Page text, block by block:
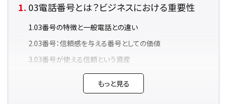
03電話番号とは？ビジネスにおける重要性
03番号の特徴と一般電話との違い
03番号：信頼感を与える番号としての価値
03番号が使える信頼という資産
03電話番号の取得方法と手順
もっと見る